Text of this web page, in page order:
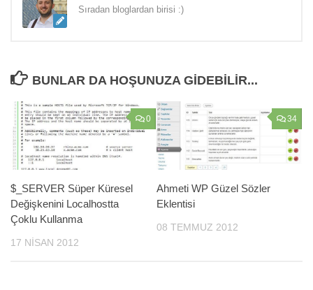
Sıradan bloglardan birisi :)
BUNLAR DA HOŞUNUZA GIDEBILIR...
0
$_SERVER Süper Küresel
Değişkenini Localhostta
Çoklu Kullanma
17 NISAN 2012
34
Ahmeti WP Güzel Sözler
Eklentisi
08 TEMMUZ 2012